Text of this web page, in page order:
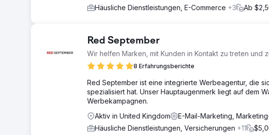
Häusliche Dienstleistungen, E-Commerce +3 Ab
Red September
Wir helfen Marken, mit Kunden in Kontakt zu treten und
8 Erfahrungsberichte
Red September ist eine integrierte Werbeagentur, die
spezialisiert hat. Unser Hauptaugenmerk liegt auf dem
Werbekampagnen.
Aktiv in United Kingdom
E-Mail-Marketing,
Häusliche Dienstleistungen, Versicherungen +11